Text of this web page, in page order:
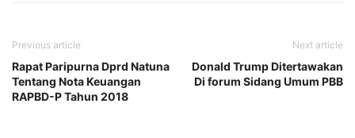
Previous article
Rapat Paripurna Dprd Natuna
Tentang Nota Keuangan
RAPBD-P Tahun 2018
Next article
Donald Trump Ditertawakan
Di forum Sidang Umum PBB